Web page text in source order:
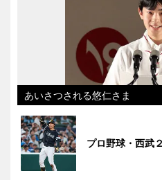
あいさつされる悠仁さま
プロ野球・西武